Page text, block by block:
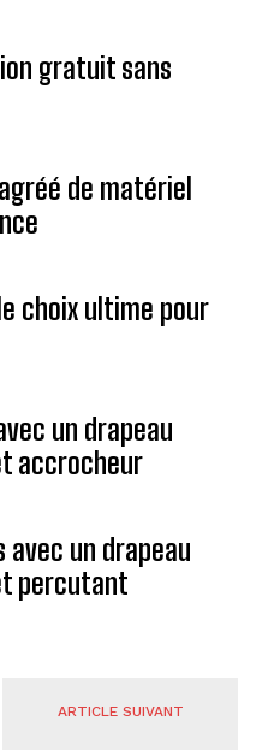
gratuit sans
de matériel
choix ultime pour
un drapeau
accrocheur
un drapeau
percutant
ARTICLE SUIVANT